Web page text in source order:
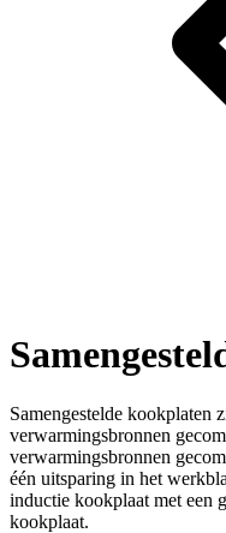
Samengestelde kookplaten
verwarmingsbronnen
verwarmingsbronnen
één uitsparing in het
inductie kookplaat met een
kookplaat.